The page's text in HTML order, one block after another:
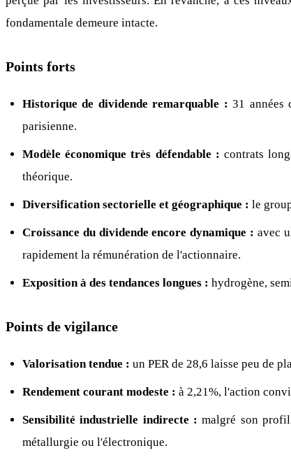
fondamentale demeure intacte.
Points forts
Historique de dividende remarquable : 31 années
parisienne.
Modèle économique très défendable : contrats
théorique.
Diversification sectorielle et géographique : le
Croissance du dividende encore dynamique : avec
rapidement la rémunération de l'actionnaire.
Exposition à des tendances longues : hydrogène,
Points de vigilance
Valorisation tendue : un PER de 28,6 laisse peu de
Rendement courant modeste : à 2,21%, l'action
Sensibilité industrielle indirecte : malgré son
métallurgie ou l'électronique.